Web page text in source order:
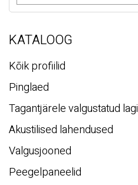
s
KATALOOG
Kõik profiilid
Pinglaed
Tagantjärele valgustatud lagi
Akustilised lahendused
Valgusjooned
Peegelpaneelid